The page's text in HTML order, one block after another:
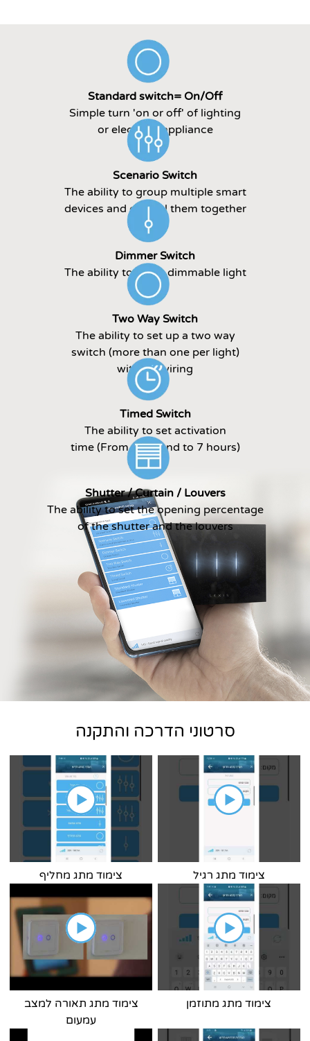
Standard switch= On/Off
Simple turn 'on or off' of lighting
or electrical appliance
Scenario Switch
The ability to group multiple smart
devices and control them together
Dimmer Switch
The ability to dim a dimmable light
Two Way Switch
The ability to set up a two way
switch (more than one per light)
without wiring
Timed Switch
The ability to set activation
time (From 1 second to 7 hours)
Shutter / Curtain / Louvers
The ability to set the opening percentage
of the shutter and the louvers
סרטוני הדרכה והתקנה
צימוד מתג רגיל צימוד מתג מחליף
צימוד מתג מתוזמן
צימוד מתג תאורה למצב
עמעום